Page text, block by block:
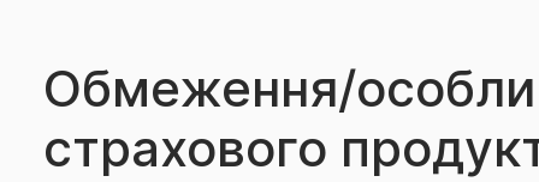
Обмеження/
страхового